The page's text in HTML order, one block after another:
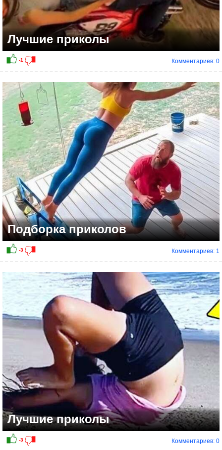
0
Лучшие приколы
Комментариев: 0
Подборка приколов
Комментариев: 1
Лучшие приколы
Комментариев: 0